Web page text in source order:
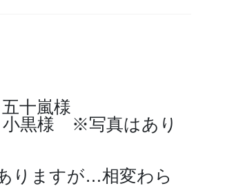
十嵐様
黒様 ※写真はあり
りますが…相変わら